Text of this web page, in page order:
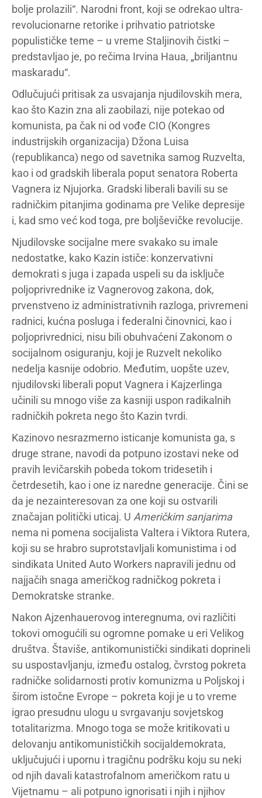
bolje prolazili“. Narodni front, koji se odrekao ultra-
revolucionarne retorike i prihvatio patriotske
populističke teme – u vreme Staljinovih čistki –
predstavljao je, po rečima Irvina Haua, „briljantnu
maskaradu“.
Odlučujući pritisak za usvajanja njudilovskih mera,
kao što Kazin zna ali zaobilazi, nije potekao od
komunista, pa čak ni od vođe CIO (Kongres
industrijskih organizacija) Džona Luisa
(republikanca) nego od savetnika samog Ruzvelta,
kao i od gradskih liberala poput senatora Roberta
Vagnera iz Njujorka. Gradski liberali bavili su se
radničkim pitanjima godinama pre Velike depresije
i, kad smo već kod toga, pre boljševičke revolucije.
Njudilovske socijalne mere svakako su imale
nedostatke, kako Kazin ističe: konzervativni
demokrati s juga i zapada uspeli su da isključe
poljoprivrednike iz Vagnerovog zakona, dok,
prvenstveno iz administrativnih razloga, privremeni
radnici, kućna posluga i federalni činovnici, kao i
poljoprivrednici, nisu bili obuhvaćeni Zakonom o
socijalnom osiguranju, koji je Ruzvelt nekoliko
nedelja kasnije odobrio. Međutim, uopšte uzev,
njudilovski liberali poput Vagnera i Kajzerlinga
učinili su mnogo više za kasniji uspon radikalnih
radničkih pokreta nego što Kazin tvrdi.
Kazinovo nesrazmerno isticanje komunista ga, s
druge strane, navodi da potpuno izostavi neke od
pravih levičarskih pobeda tokom tridesetih i
četrdesetih, kao i one iz naredne generacije. Čini se
da je nezainteresovan za one koji su ostvarili
značajan politički uticaj. U Američkim sanjarima
nema ni pomena socijalista Valtera i Viktora Rutera,
koji su se hrabro suprotstavljali komunistima i od
sindikata United Auto Workers napravili jednu od
najjačih snaga američkog radničkog pokreta i
Demokratske stranke.
Nakon Ajzenhauerovog interegnuma, ovi različiti
tokovi omogućili su ogromne pomake u eri Velikog
društva. Štaviše, antikomunistički sindikati doprineli
su uspostavljanju, između ostalog, čvrstog pokreta
radničke solidarnosti protiv komunizma u Poljskoj i
širom istočne Evrope – pokreta koji je u to vreme
igrao presudnu ulogu u svrgavanju sovjetskog
totalitarizma. Mnogo toga se može kritikovati u
delovanju antikomunističkih socijaldemokrata,
uključujući i upornu i tragičnu podršku koju su neki
od njih davali katastrofalnom američkom ratu u
Vijetnamu – ali potpuno ignorisati i njih i njihov